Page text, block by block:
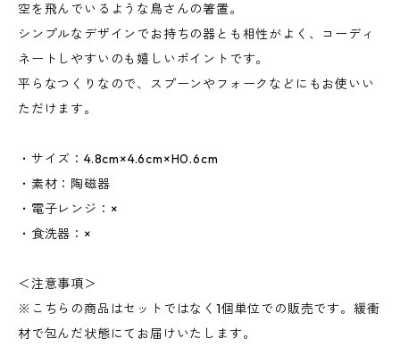
空を飛んでいるような鳥さんの箸置。
シンプルなデザインでお持ちの器とも相性がよく、コーディ
ネートしやすいのも嬉しいポイントです。
平らなつくりなので、スプーンやフォークなどにもお使いい
ただけます。
・サイズ：4.8cm×4.6cm×H0.6cm
・素材：陶磁器
・電子レンジ：×
・食洗器：×
＜注意事項＞
※こちらの商品はセットではなく1個単位での販売です。緩衝
材で包んだ状態にてお届けいたします。